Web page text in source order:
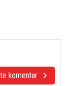
komentar